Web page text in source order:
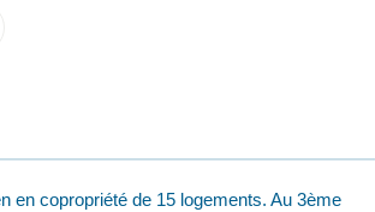
copropriété de 15 logements. Au 3ème